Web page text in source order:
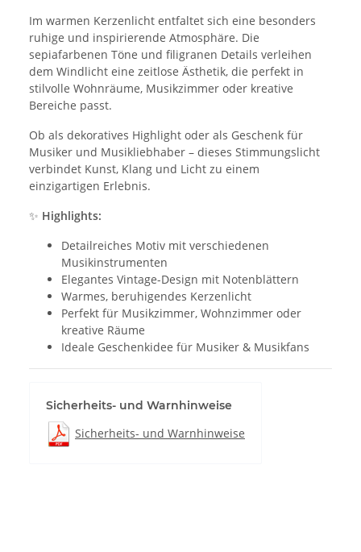
Im warmen Kerzenlicht entfaltet sich eine besonders
ruhige und inspirierende Atmosphäre. Die
sepiafarbenen Töne und filigranen Details verleihen
dem Windlicht eine zeitlose Ästhetik, die perfekt in
stilvolle Wohnräume, Musikzimmer oder kreative
Bereiche passt.
Ob als dekoratives Highlight oder als Geschenk für
Musiker und Musikliebhaber – dieses Stimmungslicht
verbindet Kunst, Klang und Licht zu einem
einzigartigen Erlebnis.
✨ Highlights:
Detailreiches Motiv mit verschiedenen
Musikinstrumenten
Elegantes Vintage-Design mit Notenblättern
Warmes, beruhigendes Kerzenlicht
Perfekt für Musikzimmer, Wohnzimmer oder
kreative Räume
Ideale Geschenkidee für Musiker & Musikfans
Sicherheits- und Warnhinweise
Sicherheits- und Warnhinweise